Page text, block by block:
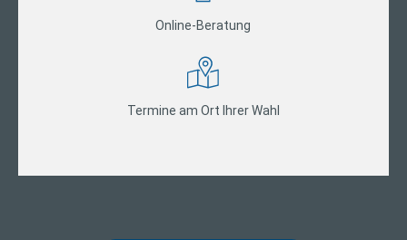
Online-Beratung
Termine am Ort Ihrer Wahl